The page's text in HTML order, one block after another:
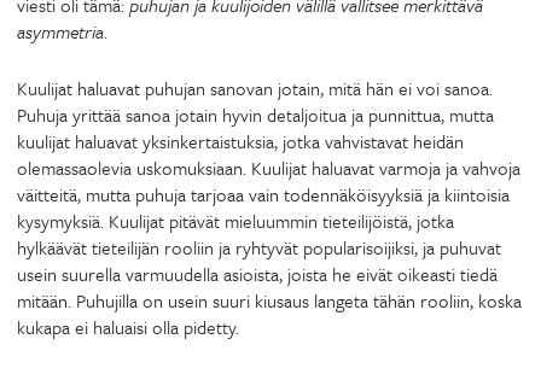
viesti oli tämä:puhujan ja kuulijoiden välillä vallitsee merkittävä
asymmetria.
Kuulijat haluavat puhujan sanovan jotain, mitä hän ei voi sanoa.
Puhuja yrittää sanoa jotain hyvin detaljoitua ja punnittua, mutta
kuulijat haluavat yksinkertaistuksia, jotka vahvistavat heidän
olemassaolevia uskomuksiaan. Kuulijat haluavat varmoja ja vahvoja
väitteitä, mutta puhuja tarjoaa vain todennäköisyyksiä ja kiintoisia
kysymyksiä. Kuulijat pitävät mieluummin tieteilijöistä, jotka
hylkäävät tieteilijän rooliin ja ryhtyvät popularisoijiksi, ja puhuvat
usein suurella varmuudella asioista, joista he eivät oikeasti tiedä
mitään. Puhujilla on usein suuri kiusaus langeta tähän rooliin, koska
kukapa ei haluaisi olla pidetty.